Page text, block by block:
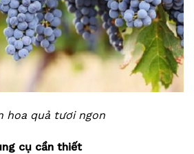
hoa quả tươi ngon
cụ cần thiết